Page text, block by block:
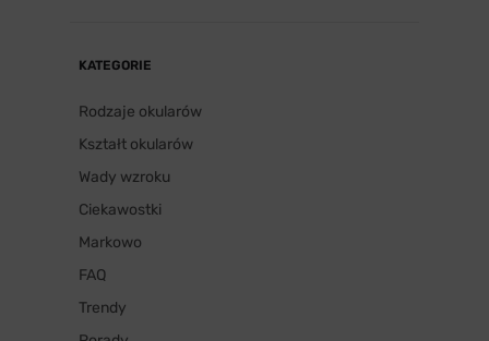
KATEGORIE
Rodzaje okularów
Kształt okularów
Wady wzroku
Ciekawostki
Markowo
FAQ
Trendy